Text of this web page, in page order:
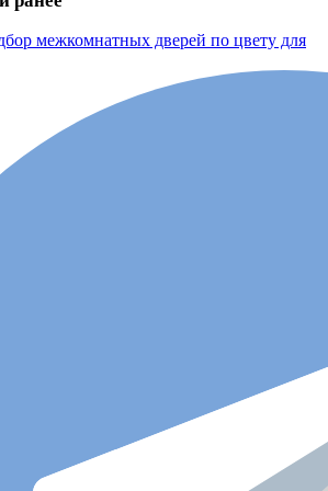
межкомнатных дверей по цвету для